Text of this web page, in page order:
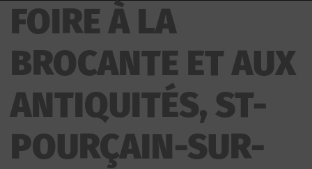
BROCANTE ET AUX ANTIQUITÉS
FOIRE À LA
BROCANTE ET AUX
ANTIQUITÉS, ST-
POURÇAIN-SUR-